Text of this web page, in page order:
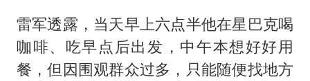
雷军透露，当天早上六点半他在星巴克喝
咖啡、吃早点后出发，中午本想好好用
餐，但因围观群众过多，只能随便找地方